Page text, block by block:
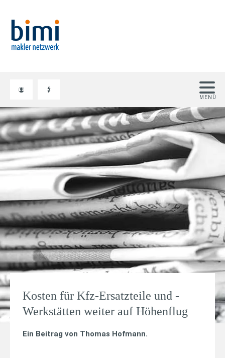
Kosten für Kfz-Ersatzteile und -
Werkstätten weiter auf Höhenflug
Ein Beitrag von Thomas Hofmann.